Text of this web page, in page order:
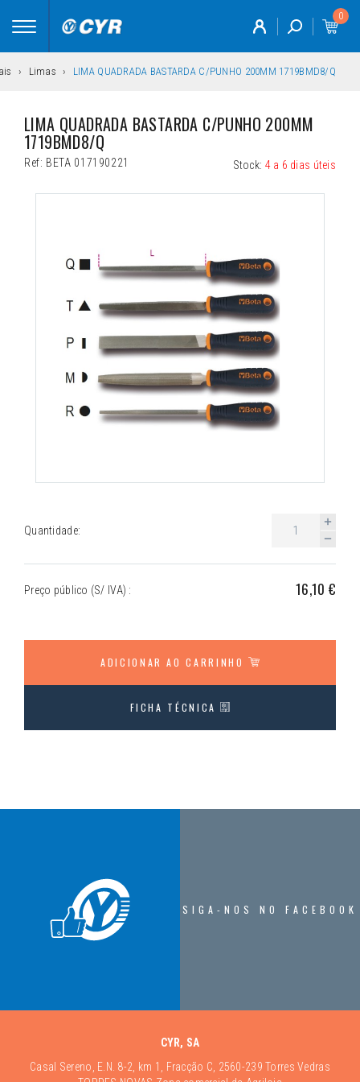
Toggle
0
Limas LIMA QUADRADA BASTARDA C/PUNHO 200MM 1719BMD8/Q
LIMA QUADRADA BASTARDA C/PUNHO 200MM
1719BMD8/Q
Ref: BETA 017190221 Stock: 4 a 6 dias úteis
Quantidade:
Preço público (S/ IVA) : 16,10 €
ADICIONAR AO CARRINHO
FICHA TÉCNICA
SIGA-NOS NO FACEBOOK
CYR, SA
Casal Sereno, E.N. 8-2, km 1, Fracção C, 2560-239 Torres Vedras